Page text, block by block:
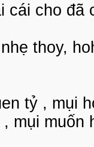
cái cho đã
thoy,
tỷ , mụi
mụi